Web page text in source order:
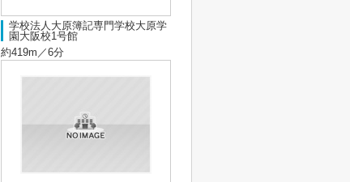
学校法人大原簿記専門学校大原学
園大阪校1号館
約419m／6分